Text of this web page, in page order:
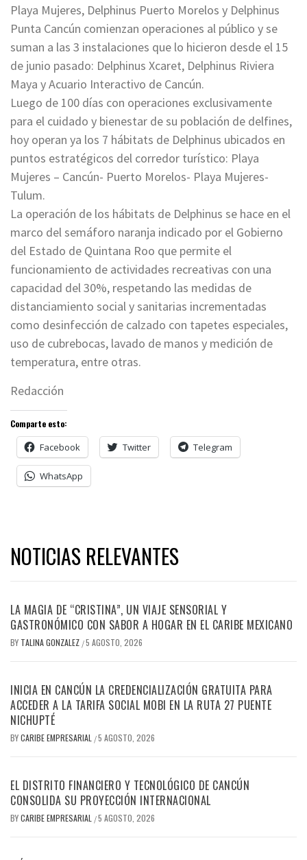
Playa Mujeres, Delphinus Puerto Morelos y Delphinus
Punta Cancún comienzan operaciones al público y se
suman a las 3 instalaciones que lo hicieron desde el 15
de junio pasado: Delphinus Xcaret, Delphinus Riviera
Maya y Acuario Interactivo de Cancún.
Luego de 100 días con operaciones exclusivamente
para el cuidado y bienestar de su población de delfines,
hoy operan ya los 7 hábitats de Delphinus ubicados en
puntos estratégicos del corredor turístico: Playa
Mujeres – Cancún- Puerto Morelos- Playa Mujeres-
Tulum.
La operación de los hábitats de Delphinus se hace en el
marco del semáforo naranja indicado por el Gobierno
del Estado de Quintana Roo que permite el
funcionamiento de actividades recreativas con una
capacidad del 30%, respetando las medidas de
distanciamiento social y sanitarias incrementadas
como desinfección de calzado con tapetes especiales,
uso de cubrebocas, lavado de manos y medición de
temperatura, entre otras.
Redacción
Comparte esto:
Facebook Twitter Telegram
WhatsApp
NOTICIAS RELEVANTES
LA MAGIA DE “CRISTINA”, UN VIAJE SENSORIAL Y
GASTRONÓMICO CON SABOR A HOGAR EN EL CARIBE MEXICANO
BY TALINA GONZALEZ /5 AGOSTO, 2026
INICIA EN CANCÚN LA CREDENCIALIZACIÓN GRATUITA PARA
ACCEDER A LA TARIFA SOCIAL MOBI EN LA RUTA 27 PUENTE
NICHUPTÉ
BYCARIBE EMPRESARIAL /5 AGOSTO, 2026
EL DISTRITO FINANCIERO Y TECNOLÓGICO DE CANCÚN
CONSOLIDA SU PROYECCIÓN INTERNACIONAL
BYCARIBE EMPRESARIAL /5 AGOSTO, 2026